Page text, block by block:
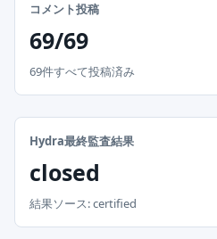
コメント投稿
69/69
69件すべて投稿済み
Hydra最終監査結果
closed
結果ソース: certified